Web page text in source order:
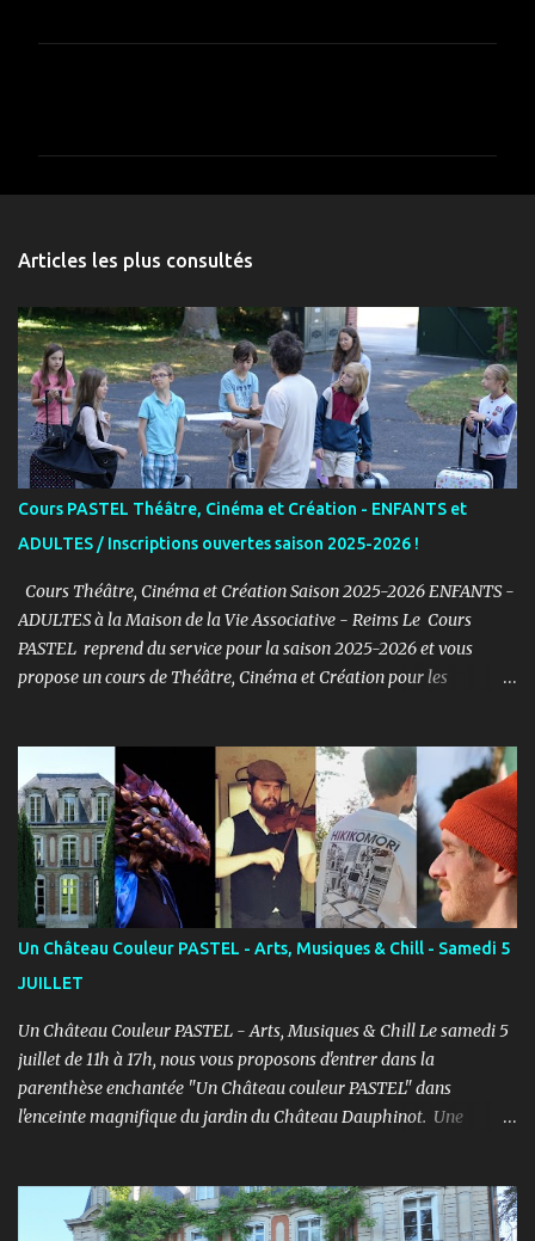
n
a
i
r
e
s
Articles les plus consultés
Cours PASTEL Théâtre, Cinéma et Création - ENFANTS et
ADULTES / Inscriptions ouvertes saison 2025-2026 !
Cours Théâtre, Cinéma et Création Saison 2025-2026 ENFANTS -
ADULTES à la Maison de la Vie Associative - Reims Le Cours
PASTEL reprend du service pour la saison 2025-2026 et vous
propose un cours de Théâtre, Cinéma et Création pour les
d’élèves au Studio PASTEL anciennement, le Cours PASTEL revient
à la Maison de la Vie Associative dans une salle de 150m2 pour
pratiquer confortablement avec des élèves passionnés et curieux
d’apprendre. COURS ENFANTS Notre volonté : permettre
l'épanouissement de l'enfant à travers cet art, qu'il puisse s'exprimer
et prendre confiance en lui en prenant du plaisir dans un cadre
bienveillant. PROGRAMME ENFANTS : Pendant le 1er semestre, les
enfants découvriront le jeu d’acteur théâtre et cinéma à travers des
exercices d’improvisation, émotionnels, de concentration, d’écoute,
d...
Un Château Couleur PASTEL - Arts, Musiques & Chill - Samedi 5
JUILLET
Un Château Couleur PASTEL - Arts, Musiques & Chill Le samedi 5
juillet de 11h à 17h, nous vous proposons d'entrer dans la
parenthèse enchantée "Un Château couleur PASTEL" dans
l'enceinte magnifique du jardin du Château Dauphinot. Une
PUBLIC “Saxo et la forêt de Memoria” - Conte théâtral
merveilleux 12h à 14h : Concert Pique-Nique “SWING” avec Léo